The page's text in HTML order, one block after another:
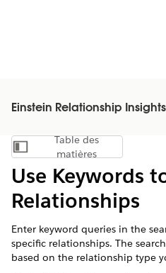
Einstein Relationship Insights
Afficher la table des
Table des
matières
Use Keywords
Relationships
Enter keyword queries in the
specific relationships. The
based on the relationship type